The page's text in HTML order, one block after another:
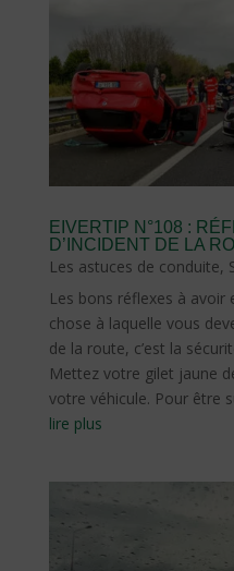
EIVERTIP N°108 :
D’INCIDENT DE LA
Les astuces de conduite,
Les bons réflexes à avoir
chose à laquelle vous
de la route, c’est la
Mettez votre gilet jaune
votre véhicule. Pour être
lire plus